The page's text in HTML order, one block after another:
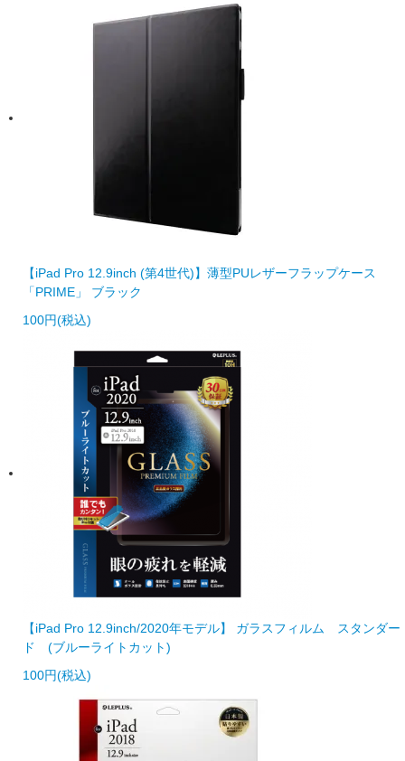
【iPad Pro 12.9inch (第4世代)】薄型PUレザーフラップケース
「PRIME」 ブラック
100円(税込)
【iPad Pro 12.9inch/2020年モデル】 ガラスフィルム スタンダー
ド (ブルーライトカット)
100円(税込)